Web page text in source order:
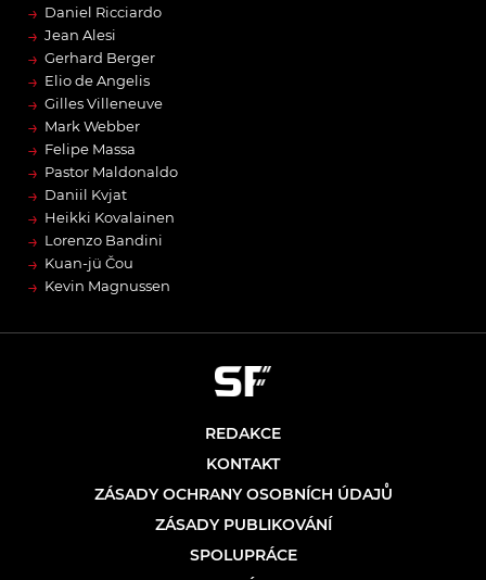
→ Daniel Ricciardo
→ Jean Alesi
→ Gerhard Berger
→ Elio de Angelis
→ Gilles Villeneuve
→ Mark Webber
→ Felipe Massa
→ Pastor Maldonaldo
→ Daniil Kvjat
→ Heikki Kovalainen
→ Lorenzo Bandini
→ Kuan-jü Čou
→ Kevin Magnussen
REDAKCE
KONTAKT
ZÁSADY OCHRANY OSOBNÍCH ÚDAJŮ
ZÁSADY PUBLIKOVÁNÍ
SPOLUPRÁCE